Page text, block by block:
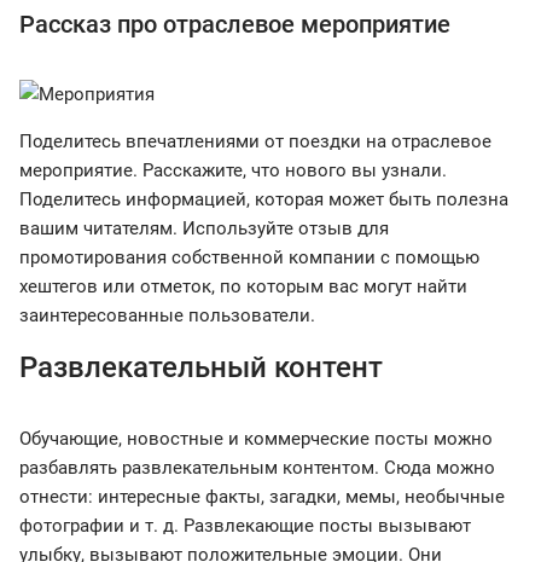
Рассказ про отраслевое мероприятие
Поделитесь впечатлениями от поездки на отраслевое
мероприятие. Расскажите, что нового вы узнали.
Поделитесь информацией, которая может быть полезна
вашим читателям. Используйте отзыв для
промотирования собственной компании с помощью
хештегов или отметок, по которым вас могут найти
заинтересованные пользователи.
Развлекательный контент
Обучающие, новостные и коммерческие посты можно
разбавлять развлекательным контентом. Сюда можно
отнести: интересные факты, загадки, мемы, необычные
фотографии и т. д. Развлекающие посты вызывают
улыбку, вызывают положительные эмоции. Они